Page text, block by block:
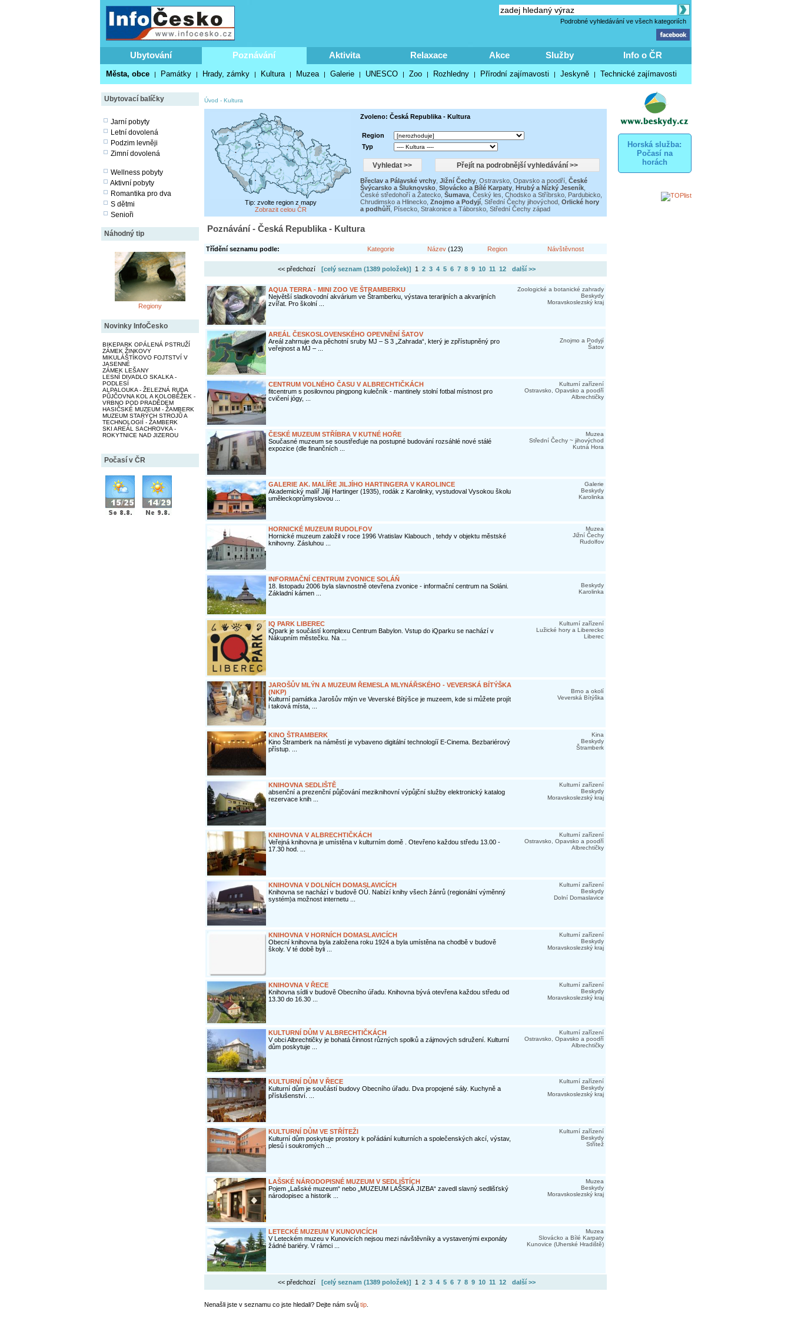
Podrobné vyhledávání ve všech kategoriích
Ubytování Poznávání Aktivita Relaxace Akce Služby Info o ČR
Města, obce | Památky | Hrady, zámky | Kultura | Muzea | Galerie | UNESCO | Zoo | Rozhledny | Přírodní zajímavosti | Jeskyně | Technické zajímavosti
Ubytovací balíčky
Jarní pobyty
Letní dovolená
Podzim levněji
Zimní dovolená
Wellness pobyty
Aktivní pobyty
Romantika pro dva
S dětmi
Senioři
Náhodný tip
Regiony
Novinky InfoČesko
BIKEPARK OPÁLENÁ PSTRUŽÍ
ZÁMEK ŽINKOVY
MIKULÁŠTÍKOVO FOJTSTVÍ V
JASENNÉ
ZÁMEK LEŠANY
LESNÍ DIVADLO SKALKA -
PODLESÍ
ALPALOUKA - ŽELEZNÁ RUDA
PŮJČOVNA KOL A KOLOBĚŽEK -
VRBNO POD PRADĚDEM
HASIČSKÉ MUZEUM - ŽAMBERK
MUZEUM STARÝCH STROJŮ A
TECHNOLOGIÍ - ŽAMBERK
SKI AREÁL SACHROVKA -
ROKYTNICE NAD JIZEROU
Počasí v ČR
Horská služba:
Počasí na
horách
Úvod - Kultura
Tip: zvolte region z mapy
Zobrazit celou ČR
Zvoleno: Česká Republika - Kultura
Region
Typ
Břeclav a Pálavské vrchy, Jižní Čechy, Ostravsko, Opavsko a poodří, České
Švýcarsko a Šluknovsko, Slovácko a Bílé Karpaty, Hrubý a Nízký Jeseník,
České středohoří a Žatecko, Šumava, Český les, Chodsko a Stříbrsko, Pardubicko,
Chrudimsko a Hlinecko, Znojmo a Podyjí, Střední Čechy jihovýchod, Orlické hory
a podhůří, Písecko, Strakonice a Táborsko, Střední Čechy západ
Poznávání - Česká Republika - Kultura
Třídění seznamu podle: Kategorie Název(123) Region Návštěvnost
<< předchozí [celý seznam (1389 položek)] 1 2 3 4 5 6 7 8 9 10 11 12 další >>
AQUA TERRA - MINI ZOO VE ŠTRAMBERKU
Největší sladkovodní akvárium ve Štramberku, výstava terarijních a akvarijních
zvířat. Pro školní ...
Zoologické a botanické zahrady
Beskydy
Moravskoslezský kraj
AREÁL ČESKOSLOVENSKÉHO OPEVNĚNÍ ŠATOV
Areál zahrnuje dva pěchotní sruby MJ – S 3 „Zahrada“, který je zpřístupněný pro
veřejnost a MJ – ...
Znojmo a Podyjí
Šatov
CENTRUM VOLNÉHO ČASU V ALBRECHTIČKÁCH
fitcentrum s posilovnou pingpong kulečník - mantinely stolní fotbal místnost pro
cvičení jógy, ...
Kulturní zařízení
Ostravsko, Opavsko a poodří
Albrechtičky
ČESKÉ MUZEUM STŘÍBRA V KUTNÉ HOŘE
Současné muzeum se soustřeďuje na postupné budování rozsáhlé nové stálé
expozice (dle finančních ...
Muzea
Střední Čechy ~ jihovýchod
Kutná Hora
GALERIE AK. MALÍŘE JILJÍHO HARTINGERA V KAROLINCE
Akademický malíř Jiljí Hartinger (1935), rodák z Karolinky, vystudoval Vysokou školu
uměleckoprůmyslovou ...
Galerie
Beskydy
Karolinka
HORNICKÉ MUZEUM RUDOLFOV
Hornické muzeum založil v roce 1996 Vratislav Klabouch , tehdy v objektu městské
knihovny. Zásluhou ...
Muzea
Jižní Čechy
Rudolfov
INFORMAČNÍ CENTRUM ZVONICE SOLÁŇ
18. listopadu 2006 byla slavnostně otevřena zvonice - informační centrum na Soláni.
Základní kámen ...
Beskydy
Karolinka
IQ PARK LIBEREC
iQpark je součástí komplexu Centrum Babylon. Vstup do iQparku se nachází v
Nákupním městečku. Na ...
Kulturní zařízení
Lužické hory a Liberecko
Liberec
JAROŠŮV MLÝN A MUZEUM ŘEMESLA MLYNÁŘSKÉHO - VEVERSKÁ BÍTÝŠKA
(NKP)
Kulturní památka Jarošův mlýn ve Veverské Bítýšce je muzeem, kde si můžete projít
i taková místa, ...
Brno a okolí
Veverská Bítýška
KINO ŠTRAMBERK
Kino Štramberk na náměstí je vybaveno digitální technologíí E-Cinema. Bezbariérový
přístup. ...
Kina
Beskydy
Štramberk
KNIHOVNA SEDLIŠTĚ
absenční a prezenční půjčování meziknihovní výpůjční služby elektronický katalog
rezervace knih ...
Kulturní zařízení
Beskydy
Moravskoslezský kraj
KNIHOVNA V ALBRECHTIČKÁCH
Veřejná knihovna je umístěna v kulturním domě . Otevřeno každou středu 13.00 -
17.30 hod. ...
Kulturní zařízení
Ostravsko, Opavsko a poodří
Albrechtičky
KNIHOVNA V DOLNÍCH DOMASLAVICÍCH
Knihovna se nachází v budově OÚ. Nabízí knihy všech žánrů (regionální výměnný
systém)a možnost internetu ...
Kulturní zařízení
Beskydy
Dolní Domaslavice
KNIHOVNA V HORNÍCH DOMASLAVICÍCH
Obecní knihovna byla založena roku 1924 a byla umístěna na chodbě v budově
školy. V té době byli ...
Kulturní zařízení
Beskydy
Moravskoslezský kraj
KNIHOVNA V ŘECE
Knihovna sídli v budově Obecního úřadu. Knihovna bývá otevřena každou středu od
13.30 do 16.30 ...
Kulturní zařízení
Beskydy
Moravskoslezský kraj
KULTURNÍ DŮM V ALBRECHTIČKÁCH
V obci Albrechtičky je bohatá činnost různých spolků a zájmových sdružení. Kulturní
dům poskytuje ...
Kulturní zařízení
Ostravsko, Opavsko a poodří
Albrechtičky
KULTURNÍ DŮM V ŘECE
Kulturní dům je součástí budovy Obecního úřadu. Dva propojené sály. Kuchyně a
příslušenství. ...
Kulturní zařízení
Beskydy
Moravskoslezský kraj
KULTURNÍ DŮM VE STŘÍTEŽI
Kulturní dům poskytuje prostory k pořádání kulturních a společenských akcí, výstav,
plesů i soukromých ...
Kulturní zařízení
Beskydy
Střítež
LAŠSKÉ NÁRODOPISNÉ MUZEUM V SEDLIŠTÍCH
Pojem „Lašské muzeum“ nebo „MUZEUM LAŠSKÁ JIZBA“ zavedl slavný sedlišťský
národopisec a historik ...
Muzea
Beskydy
Moravskoslezský kraj
LETECKÉ MUZEUM V KUNOVICÍCH
V Leteckém muzeu v Kunovicích nejsou mezi návštěvníky a vystavenými exponáty
žádné bariéry. V rámci ...
Muzea
Slovácko a Bílé Karpaty
Kunovice (Uherské Hradiště)
<< předchozí [celý seznam (1389 položek)] 1 2 3 4 5 6 7 8 9 10 11 12 další >>
Nenašli jste v seznamu co jste hledali? Dejte nám svůj tip.